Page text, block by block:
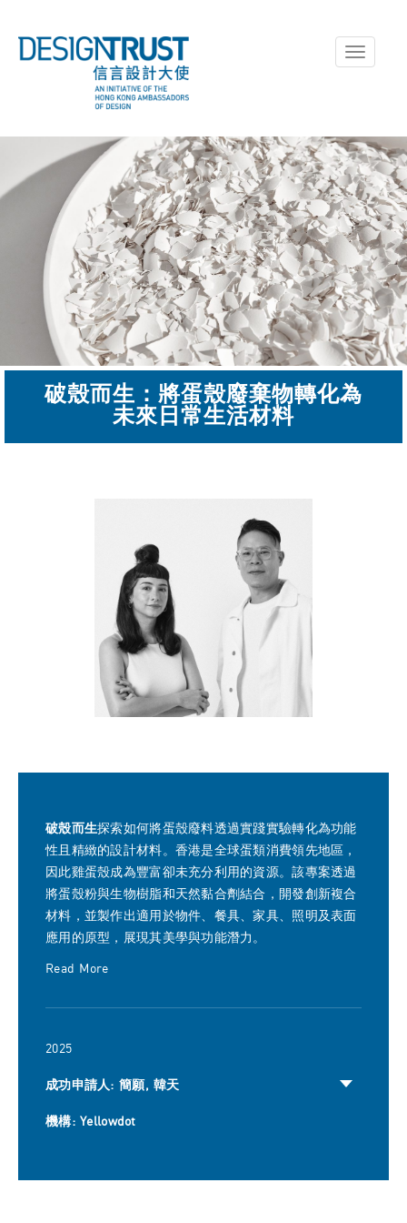
Toggle
破殼而生：將蛋殼廢棄物轉化為
未來日常生活材料
破殼而生探索如何將蛋殼廢料透過實踐實驗轉化為功能
性且精緻的設計材料。香港是全球蛋類消費領先地區，
因此雞蛋殼成為豐富卻未充分利用的資源。該專案透過
將蛋殼粉與生物樹脂和天然黏合劑結合，開發創新複合
材料，並製作出適用於物件、餐具、家具、照明及表面
應用的原型，展現其美學與功能潛力。
Read More
2025
成功申請人: 簡願, 韓天
機構: Yellowdot